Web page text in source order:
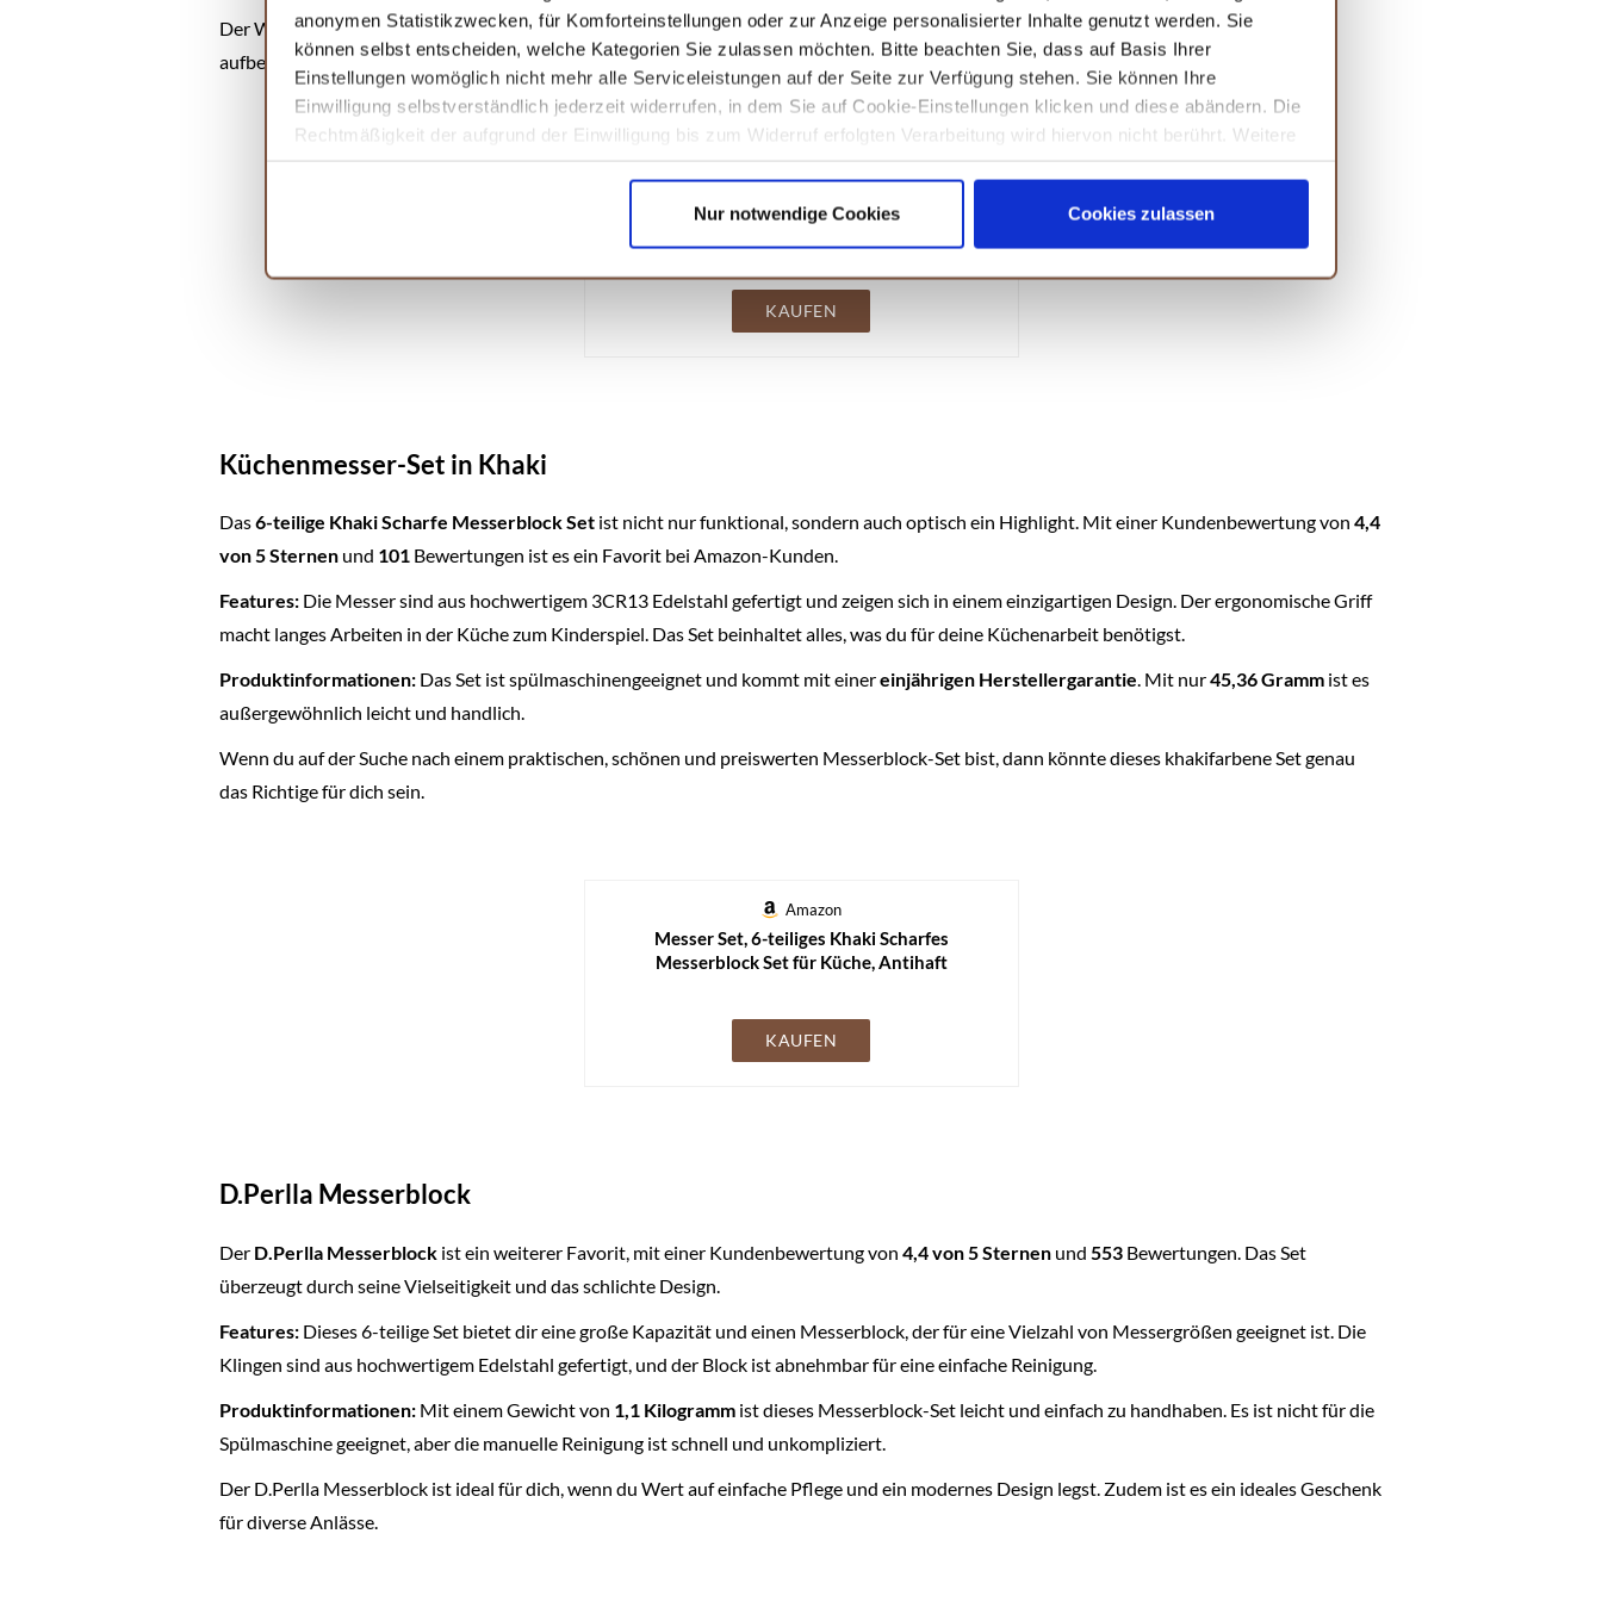
anonymen Statistikzwecken, für Komforteinstellungen oder zur Anzeige personalisierter Inhalte genutzt werden. Sie
können selbst entscheiden, welche Kategorien Sie zulassen möchten. Bitte beachten Sie, dass auf Basis Ihrer
Einstellungen womöglich nicht mehr alle Serviceleistungen auf der Seite zur Verfügung stehen. Sie können Ihre
Einwilligung selbstverständlich jederzeit widerrufen, in dem Sie auf Cookie-Einstellungen klicken und diese abändern. Die
Rechtmäßigkeit der aufgrund der Einwilligung bis zum Widerruf erfolgten Verarbeitung wird hiervon nicht berührt. Weitere
Informationen finden Sie in unserenDatenschutzhinweisen.
Nur notwendige Cookies Cookies zulassen
Der WALDLAND Premium Messerblock ist perfekt, wenn du bereits ein Set an Lieblingsmessern besitzt und diese sicher und stilvoll
aufbewahren möchtest. Sein Design macht ihn zu einem idealen Geschenk für jeden Anlass.
Amazon
WALDLAND Premium Messerblock ohne Messer
edlem und robustem Akazienholz I Messerhalter
magnetisch für Messer I Holzblock Küchen-
Organizer
KAUFEN
Küchenmesser-Set in Khaki
Das6-teilige Khaki Scharfe Messerblock Set ist nicht nur funktional, sondern auch optisch ein Highlight. Mit einer Kundenbewertung von 4,4
von 5 Sternen und 101 Bewertungen ist es ein Favorit bei Amazon-Kunden.
Features: Die Messer sind aus hochwertigem 3CR13 Edelstahl gefertigt und zeigen sich in einem einzigartigen Design. Der ergonomische Griff
macht langes Arbeiten in der Küche zum Kinderspiel. Das Set beinhaltet alles, was du für deine Küchenarbeit benötigst.
Produktinformationen: Das Set ist spülmaschinengeeignet und kommt mit einereinjährigen Herstellergarantie. Mit nur45,36 Gramm ist es
außergewöhnlich leicht und handlich.
Wenn du auf der Suche nach einem praktischen, schönen und preiswerten Messerblock-Set bist, dann könnte dieses khakifarbene Set genau
das Richtige für dich sein.
Amazon
Messer Set, 6-teiliges Khaki Scharfes
Messerblock Set für Küche, Antihaft
Restaurant Picknick (Khaki)
KAUFEN
D.Perlla Messerblock
Der D.Perlla Messerblock ist ein weiterer Favorit, mit einer Kundenbewertung von 4,4 von 5 Sternen und 553 Bewertungen. Das Set
überzeugt durch seine Vielseitigkeit und das schlichte Design.
Features: Dieses 6-teilige Set bietet dir eine große Kapazität und einen Messerblock, der für eine Vielzahl von Messergrößen geeignet ist. Die
Klingen sind aus hochwertigem Edelstahl gefertigt, und der Block ist abnehmbar für eine einfache Reinigung.
Produktinformationen: Mit einem Gewicht von 1,1 Kilogramm ist dieses Messerblock-Set leicht und einfach zu handhaben. Es ist nicht für die
Spülmaschine geeignet, aber die manuelle Reinigung ist schnell und unkompliziert.
Der D.Perlla Messerblock ist ideal für dich, wenn du Wert auf einfache Pflege und ein modernes Design legst. Zudem ist es ein ideales Geschenk
für diverse Anlässe.